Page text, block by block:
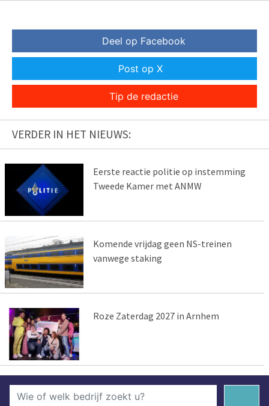
Deel op Facebook
Post op X
Tip de redactie
VERDER IN HET NIEUWS:
Eerste reactie politie op instemming
Tweede Kamer met ANMW
Komende vrijdag geen NS-treinen
vanwege staking
Roze Zaterdag 2027 in Arnhem